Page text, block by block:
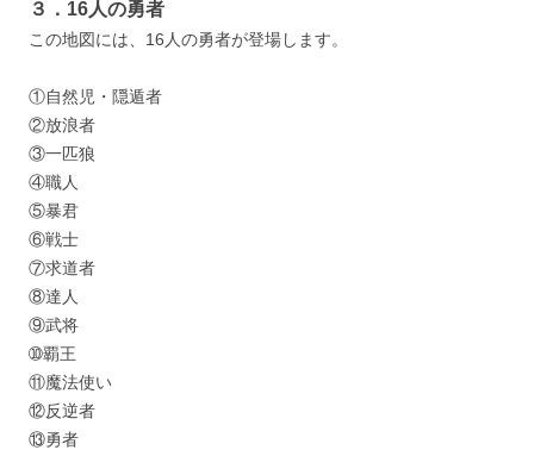
３．16人の勇者
この地図には、16人の勇者が登場します。
①自然児・隠遁者
②放浪者
③一匹狼
④職人
⑤暴君
⑥戦士
⑦求道者
⑧達人
⑨武将
➉覇王
⑪魔法使い
⑫反逆者
⑬勇者